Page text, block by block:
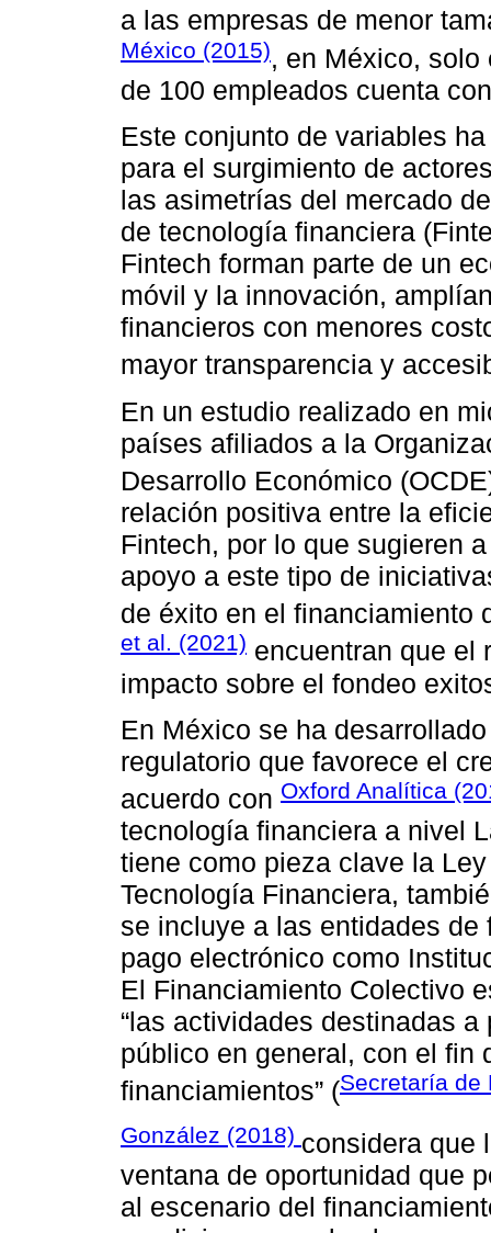
a las empresas de menor
México (2015), en México, solo
de 100 empleados cuenta
Este conjunto de variables
para el surgimiento de
las asimetrías del mercado
de tecnología financiera
Fintech forman parte de un
móvil y la innovación,
financieros con menores
mayor transparencia y
En un estudio realizado en
países afiliados a la
Desarrollo Económico
relación positiva entre la
Fintech, por lo que sugieren
apoyo a este tipo de
de éxito en el financiamiento
et al. (2021) encuentran que el
impacto sobre el fondeo
En México se ha
regulatorio que favorece el
acuerdo con Oxford Analítica
tecnología financiera a nivel
tiene como pieza clave la
Tecnología Financiera,
se incluye a las entidades
pago electrónico como
El Financiamiento Colectivo
“las actividades destinadas
público en general, con el fin
financiamientos” (Secretaría de
González (2018) considera que
ventana de oportunidad que
al escenario del